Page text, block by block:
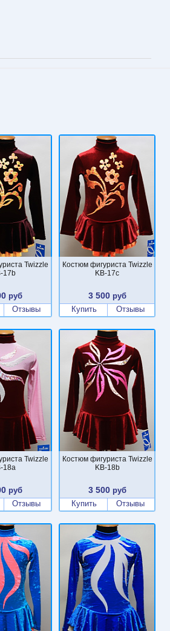
Twizzle
17b
руб
Отзывы
Костюм фигуриста Twizzle
KB-17c
3 500руб
Купить
Отзывы
Twizzle
18a
руб
Отзывы
Костюм фигуриста Twizzle
KB-18b
3 500руб
Купить
Отзывы